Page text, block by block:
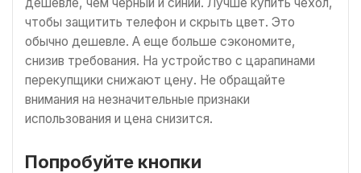
чтобы защитить телефон и скрыть цвет. Это
обычно дешевле. А еще больше сэкономите,
снизив требования. На устройство с царапинами
перекупщики снижают цену. Не обращайте
внимания на незначительные признаки
использования и цена снизится.
Попробуйте кнопки